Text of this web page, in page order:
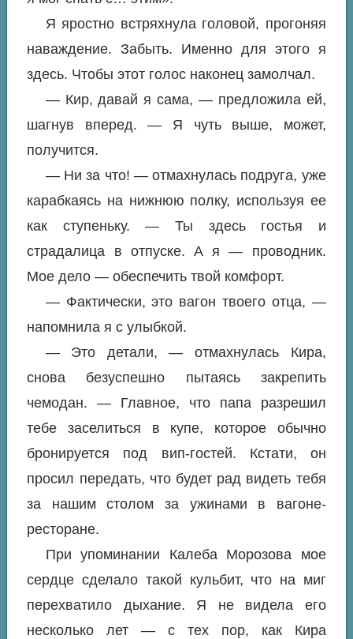
Я яростно встряхнула головой, прогоняя
наваждение. Забыть. Именно для этого я
здесь. Чтобы этот голос наконец замолчал.
— Кир, давай я сама, — предложила ей,
шагнув вперед. — Я чуть выше, может,
получится.
— Ни за что! — отмахнулась подруга, уже
карабкаясь на нижнюю полку, используя ее
как ступеньку. — Ты здесь гостья и
страдалица в отпуске. А я — проводник.
Мое дело — обеспечить твой комфорт.
— Фактически, это вагон твоего отца, —
напомнила я с улыбкой.
— Это детали, — отмахнулась Кира,
снова безуспешно пытаясь закрепить
чемодан. — Главное, что папа разрешил
тебе заселиться в купе, которое обычно
бронируется под вип-гостей. Кстати, он
просил передать, что будет рад видеть тебя
за нашим столом за ужинами в вагоне-
ресторане.
При упоминании Калеба Морозова мое
сердце сделало такой кульбит, что на миг
перехватило дыхание. Я не видела его
несколько лет — с тех пор, как Кира